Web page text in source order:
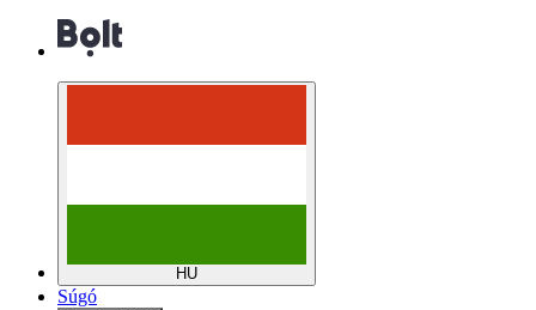
HU
Súgó